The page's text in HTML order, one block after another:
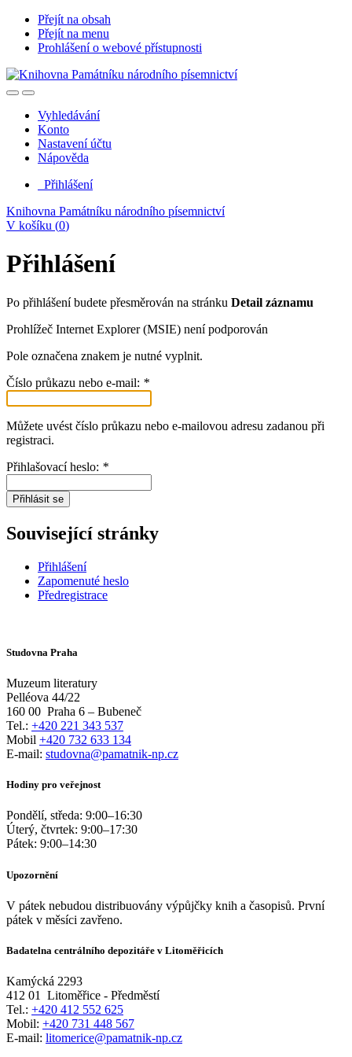
Přejít na obsah
Přejít na menu
Prohlášení o webové přístupnosti
Vyhledávání
Konto
Nastavení účtu
Nápověda
Přihlášení
Knihovna Památníku národního písemnictví
V košíku (0)
Přihlášení
Po přihlášení budete přesměrován na stránku Detail záznamu
Prohlížeč Internet Explorer (MSIE) není podporován
Pole označena znakem je nutné vyplnit.
Číslo průkazu nebo e-mail: *
Můžete uvést číslo průkazu nebo e-mailovou adresu zadanou při
registraci.
Přihlašovací heslo: *
Přihlásit se
Související stránky
Přihlášení
Zapomenuté heslo
Předregistrace
Studovna Praha
Muzeum literatury
Pelléova 44/22
160 00 Praha 6 – Bubeneč
Tel.: +420 221 343 537
Mobil +420 732 633 134
E-mail: studovna@pamatnik-np.cz
Hodiny pro veřejnost
Pondělí, středa: 9:00–16:30
Úterý, čtvrtek: 9:00–17:30
Pátek: 9:00–14:30
Upozornění
V pátek nebudou distribuovány výpůjčky knih a časopisů. První
pátek v měsíci zavřeno.
Badatelna centrálního depozitáře v Litoměřicích
Kamýcká 2293
412 01
Litoměřice - Předměstí
Tel.: +420 412 552 625
Mobil: +420 731 448 567
E-mail: litomerice@pamatnik-np.cz